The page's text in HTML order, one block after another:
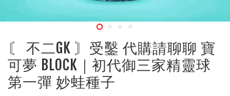
〘 不二GK 〙受鑿 代購請聊聊 寶
可夢 BLOCK｜初代御三家精靈球
第一彈 妙蛙種子